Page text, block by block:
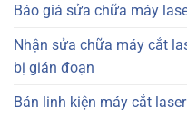
Báo giá sửa chữa máy
Nhận sửa chữa máy cắt
bị gián đoạn
Bán linh kiện máy cắt